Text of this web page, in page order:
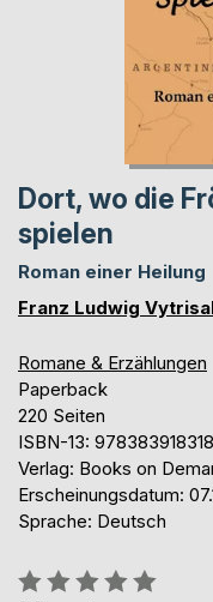
Dort, wo die
spielen
Roman einer Heilung
Franz Ludwig
Romane & Erzählungen
Paperback
220 Seiten
ISBN-13:
Verlag: Books on
Erscheinungsdatum:
Sprache: Deutsch
Bewertung::